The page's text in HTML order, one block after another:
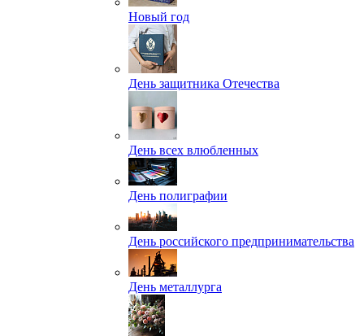
Новый год
День защитника Отечества
День всех влюбленных
День полиграфии
День российского предпринимательства
День металлурга